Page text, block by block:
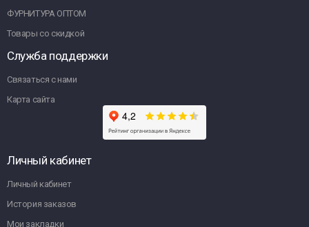
ФУРНИТУРА ОПТОМ
Товары со скидкой
Служба поддержки
Связаться с нами
Карта сайта
Личный кабинет
Личный кабинет
История заказов
Мои закладки